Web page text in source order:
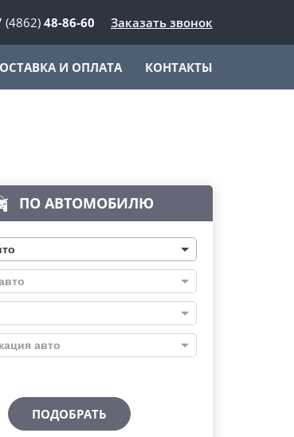
(4862)48-86-60 Заказать звонок
И ОПЛАТА КОНТАКТЫ
ПО АВТОМОБИЛЮ
авто
ПОДОБРАТЬ